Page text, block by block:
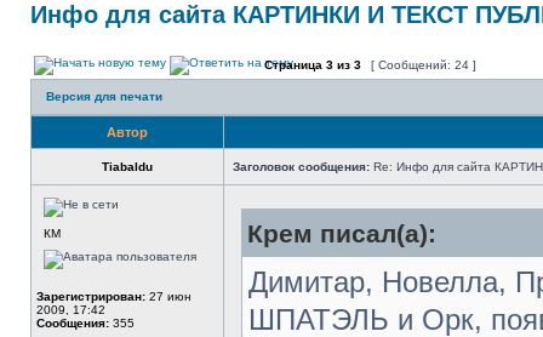
Инфо для сайта КАРТИНКИ И ТЕКСТ
Страница 3 из 3 [ Сообщений: 24 ]
Версия для печати
Автор
Tiabaldu Заголовок сообщения: Re: Инфо для сайта
КМ
Зарегистрирован: 27 июн
2009, 17:42
Сообщения: 355
Крем писал(а):
Димитар, Новелла,
ШПАТЭЛЬ и Орк,